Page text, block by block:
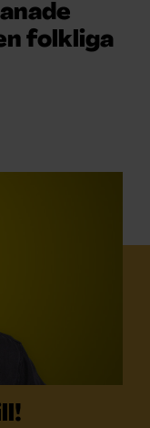
folkliga